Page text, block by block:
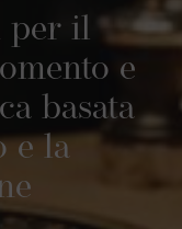
per il
e
basata
e la